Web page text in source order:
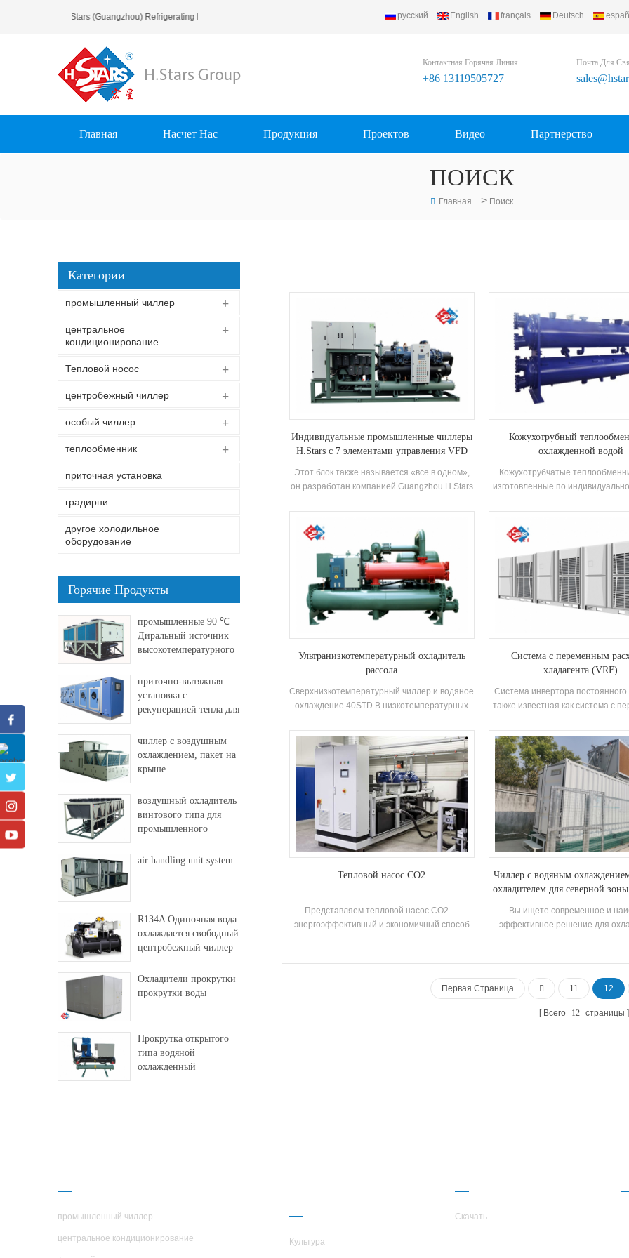
Пожаловать В H.Stars (Guangzhou) Refrigerating Equipment Group Ltd.. русский English français Deutsch
Контактная Горячая Линия
+86 13119505727
Почта Для
Главная Насчет Нас Продукция Проектов Видео Партнерство
ПОИСК
Главная > Поиск
Индивидуальные промышленные чиллеры
H.Stars с 7 элементами управления VFD
Этот блок также называется «все в одном»,
он разработан компанией Guangzhou H.Stars
охлаждении различных промышленных
производств и характеристиками
потребности в охлаждении промышленных
продуктов. Он может удовлетворить
потребности в промышленном охлаждении в
различных отраслях промышленности,
диапазон охлаждения от -60 ℃ до 25 ℃
опционально.
Кожухотрубный
охлажденной водой
Кожухотрубчатые
изготовленные по
стали, широко используемые
преобразования энергии,
для сред с высокой температурой
давлением.
Ультранизкотемпературный охладитель
рассола
Сверхнизкотемпературный чиллер и водяное
охлаждение 40STD В низкотемпературных
двойные винтовые компрессоры,
оснащенные кожухотрубными и ребристыми
теплообменниками собственного
производства. Блок рекуперации тепла
может быть сконфигурирован в соответствии
с потребностями клиента, что подходит для
фармацевтической, химической,
электронной, пищевой промышленности и т.
д.
Система с переменным
хладагента (VRF)
Система инвертора постоянного
также известная как система с
собой передовую
кондиционирования воздуха, в
используются
для эффективного охлаждения и
Это комбинация двух систем,
системы переменного объема
(VRV) и инверторного
Тепловой насос CO2
Представляем тепловой насос CO2 —
энергоэффективный и экономичный способ
Чиллер с водяным
охладителем для северной
Вы ищете современное и
эффективное решение для
регионом? Не ищите дальше
гордостью представляем нашу
инновацию: водоохладитель
охладителем.
Первая Страница 11 12
Всего 12 страницы
Категории
промышленный чиллер
центральное
кондиционирование
Тепловой носос
центробежный чиллер
особый чиллер
теплообменник
приточная установка
градирни
другое холодильное
оборудование
Горячие Продукты
промышленные 90 ℃
Диральный источник
высокотемпературного
приточно-вытяжная
установка с
рекуперацией тепла для
чиллер с воздушным
охлаждением, пакет на
крыше
воздушный охладитель
винтового типа для
промышленного
air handling unit system
R134A Одиночная вода
охлаждается свободный
центробежный чиллер
Охладители прокрутки
прокрутки воды
Прокрутка открытого
типа водяной
охлажденный
промышленный чиллер
центральное кондиционирование Культура
Скачать